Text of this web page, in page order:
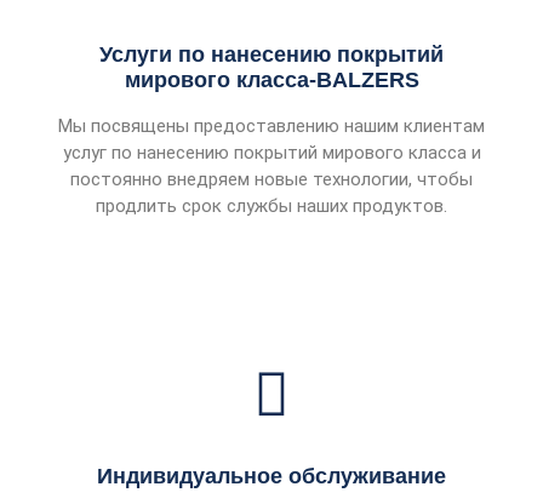
Услуги по нанесению покрытий
мирового класса-BALZERS
Мы посвящены предоставлению нашим клиентам
услуг по нанесению покрытий мирового класса и
постоянно внедряем новые технологии, чтобы
продлить срок службы наших продуктов.
Индивидуальное обслуживание